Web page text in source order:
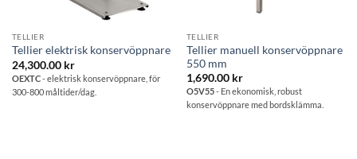
TELLIER
Tellier elektrisk konservöppnare
24,300.00 kr
OEXTC- elektrisk konservöppnare, för
300-800 måltider/dag.
TELLIER
Tellier manuell konservöppnare
550 mm
1,690.00 kr
O5V55- En ekonomisk, robust
konservöppnare med bordsklämma.